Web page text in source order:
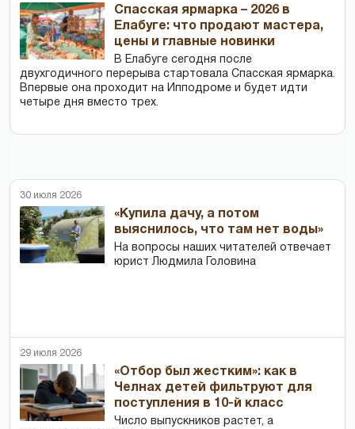
Спасская ярмарка – 2026 в
Елабуге: что продают мастера,
цены и главные новинки
В Елабуге сегодня после
двухгодичного перерыва стартовала Спасская ярмарка.
Впервые она проходит на Ипподроме и будет идти
четыре дня вместо трех.
30 июля 2026
«Купила дачу, а потом
выяснилось, что там нет воды»
На вопросы наших читателей отвечает
юрист Людмила Головина
29 июля 2026
«Отбор был жестким»: как в
Челнах детей фильтруют для
поступления в 10-й класс
Число выпускников растет, а